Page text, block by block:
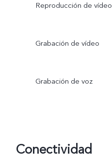
Reproducción de vídeo
Grabación de vídeo
Grabación de voz
Conectividad